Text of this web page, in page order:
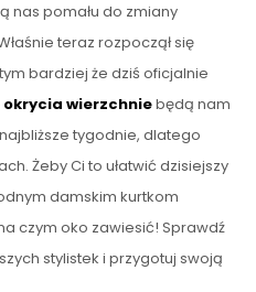
nas pomału do zmiany
teraz rozpoczął się
bardziej że dziś oficjalnie
okrycia wierzchniebędą nam
tygodnie, dlatego
Żeby Ci to ułatwić dzisiejszy
damskim kurtkom
czym oko zawiesić! Sprawdź
stylistek i przygotuj swoją